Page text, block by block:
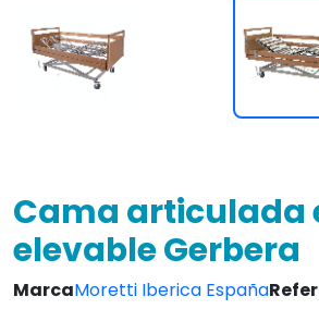
Cama articulada
elevable Gerbera
MarcaMoretti Iberica España